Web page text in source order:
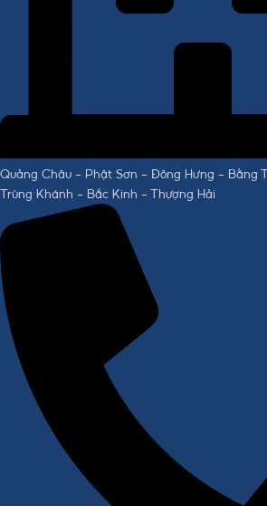
Quảng Châu - Phật Sơn - Đông Hưng - Bằng
Trùng Khánh - Bắc Kinh - Thượng Hải